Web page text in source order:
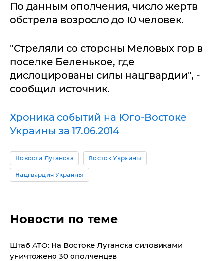
По данным ополчения, число жертв
обстрела возросло до 10 человек.
"Стреляли со стороны Меловых гор в
поселке Беленькое, где
дислоцированы силы нацгвардии", -
сообщил источник.
Хроника событий на Юго-Востоке
Украины за 17.06.2014
Новости Луганска Восток Украины
Нацгвардия Украины
Новости по теме
Штаб АТО: На Востоке Луганска силовиками
уничтожено 30 ополченцев